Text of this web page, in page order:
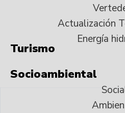
Actualización
Energía
Turismo
Socioambiental